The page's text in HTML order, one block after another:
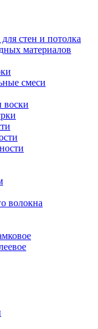
стен и потолка
материалов
смеси
воски
волокна